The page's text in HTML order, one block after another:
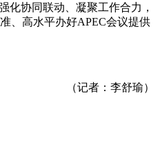
化协同联动、凝聚工作合力，
、高水平办好APEC会议提供
（记者：李舒瑜）